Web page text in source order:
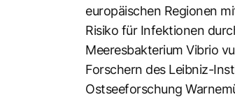
europäischen Regionen
Risiko für Infektionen
Meeresbakterium Vibrio
Forschern des Leibniz-
Ostseeforschung